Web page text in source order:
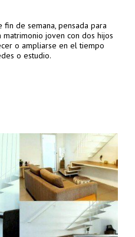
fin de semana, pensada para
joven con dos hijos
o ampliarse en el tiempo
o estudio.